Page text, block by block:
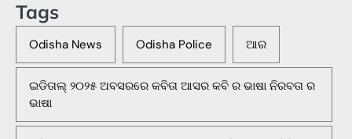
Tags
Odisha News Odisha Police ଆର
ଇଡିତାଲ୍ ୨୦୨୫ ଅବସରରେ କବିତା ଆସର କବି ର ଭାଷା ନିରବତା ର
ଭାଷା